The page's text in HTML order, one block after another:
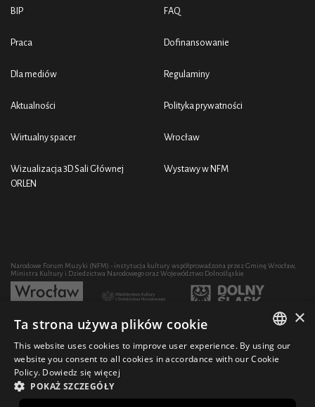
BIP
Praca
Dla mediów
Aktualności
Wirtualny spacer
Wizualizacja 3D Sali Głównej
ORLEN
FAQ
Dofinansowanie
Regulaminy
Polityka prywatności
Wrocław
Wystawy w NFM
Narodowe Forum Muzyki (NFM) - instytucja kultury współprowadzona przez Gminę Wrocław,
Ministra Kultury i Dziedzictwa Narodowego oraz Województwo Dolnośląskie
Rozwój działalności artystycznej i edukacyjnej NFM poprzez zakup sprzętu współfinansowany
POLISH
×
Ta strona używa plików cookie
This website uses cookies to improve user experience. By using our
website you consent to all cookies in accordance with our Cookie
Policy. Dowiedz się więcej
POKAŻ SZCZEGÓŁY